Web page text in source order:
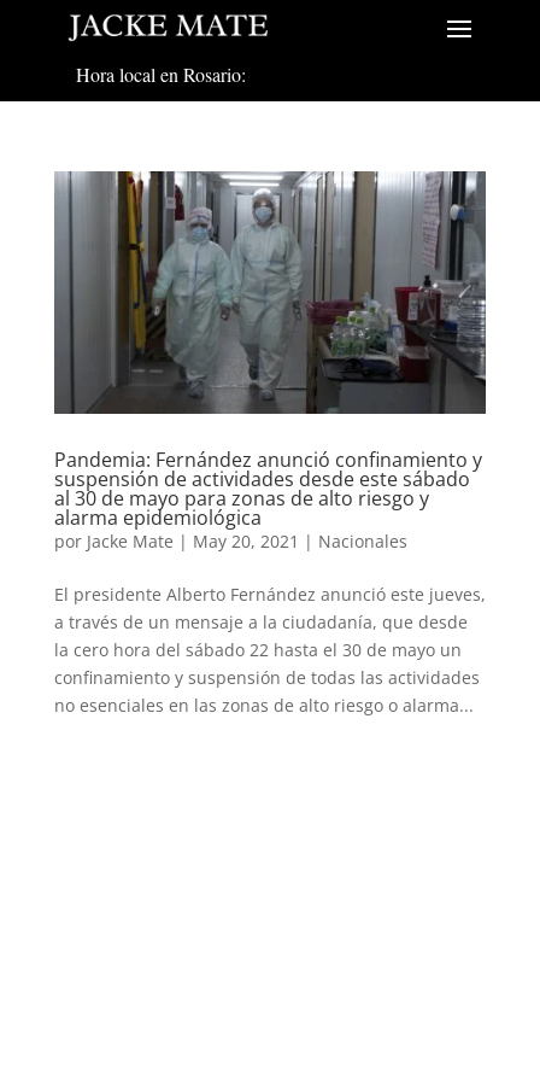
Hora local en Rosario:
Pandemia: Fernández anunció confinamiento y
suspensión de actividades desde este sábado
al 30 de mayo para zonas de alto riesgo y
alarma epidemiológica
por Jacke Mate | May 20, 2021 | Nacionales
El presidente Alberto Fernández anunció este jueves,
a través de un mensaje a la ciudadanía, que desde
la cero hora del sábado 22 hasta el 30 de mayo un
confinamiento y suspensión de todas las actividades
no esenciales en las zonas de alto riesgo o alarma...